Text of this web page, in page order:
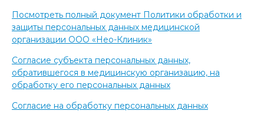
Посмотреть полный документ Политики обработки и
защиты персональных данных медицинской
организации ООО «Нео-Клиник»
Согласие субъекта персональных данных,
обратившегося в медицинскую организацию, на
обработку его персональных данных
Согласие на обработку персональных данных